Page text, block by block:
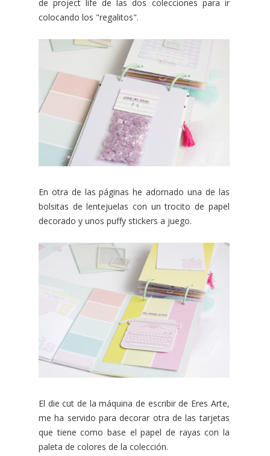
de project life de las dos colecciones para ir
colocando los "regalitos".
En otra de las páginas he adornado una de las
bolsitas de lentejuelas con un trocito de papel
decorado y unos puffy stickers a juego.
El die cut de la máquina de escribir de Eres Arte,
me ha servido para decorar otra de las tarjetas
que tiene como base el papel de rayas con la
paleta de colores de la colección.